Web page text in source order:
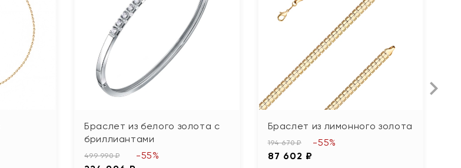
Браслет из белого золота с
бриллиантами
499 990 ₽ -55%
Браслет из лимонного золота
194 670 ₽
87 602 ₽
-55%